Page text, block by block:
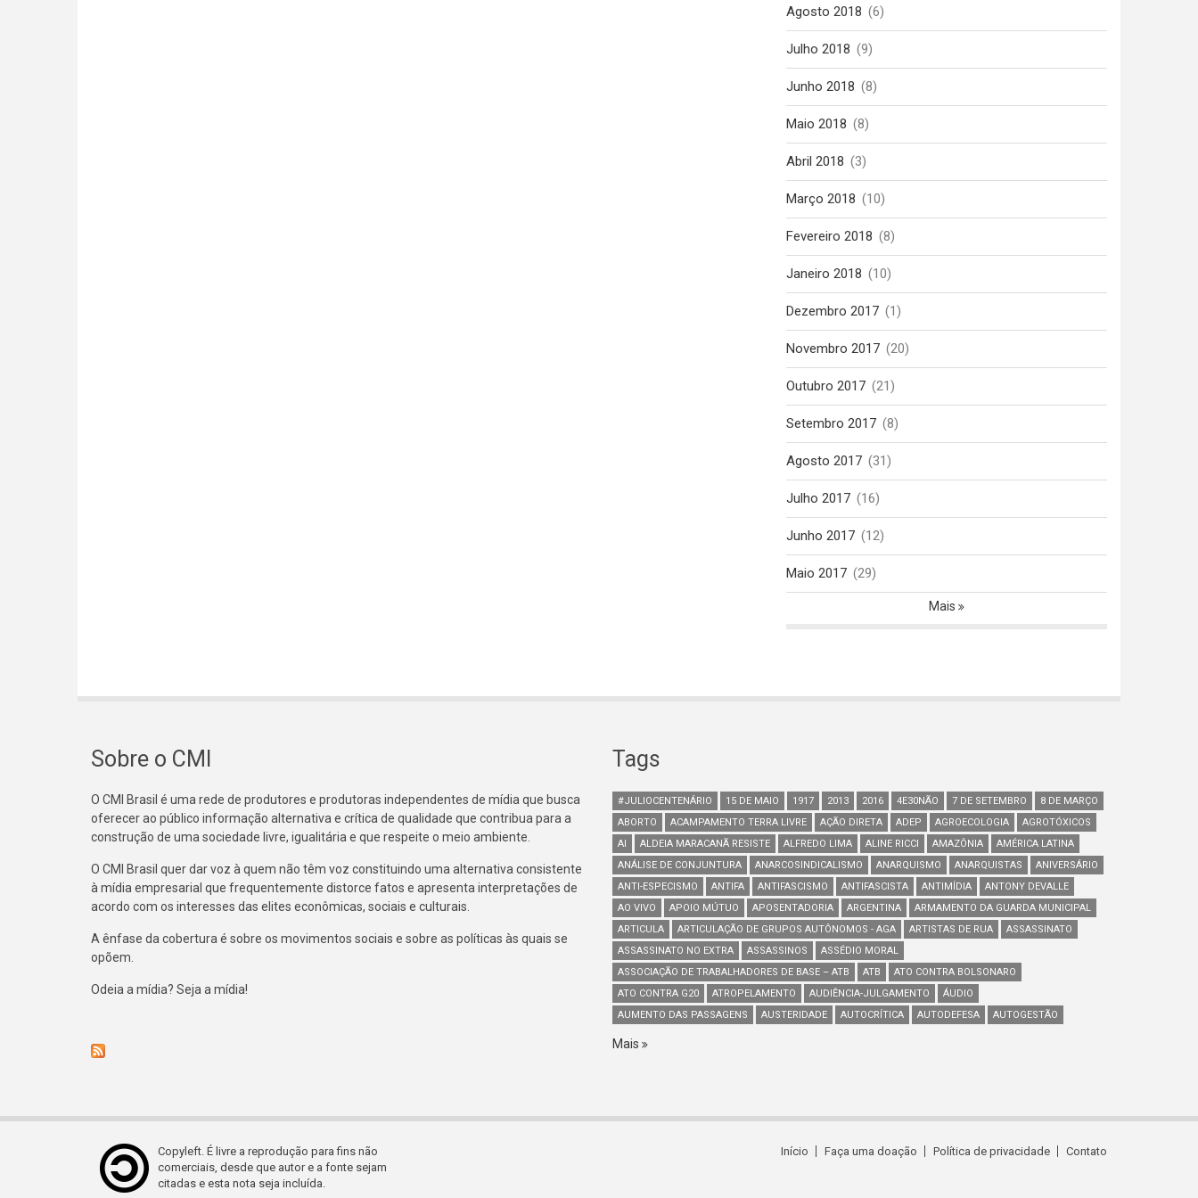
Agosto 2018 (6)
Julho 2018 (9)
Junho 2018 (8)
Maio 2018 (8)
Abril 2018 (3)
Março 2018 (10)
Fevereiro 2018 (8)
Janeiro 2018 (10)
Dezembro 2017 (1)
Novembro 2017 (20)
Outubro 2017 (21)
Setembro 2017 (8)
Agosto 2017 (31)
Julho 2017 (16)
Junho 2017 (12)
Maio 2017 (29)
Mais
Sobre o CMI
O CMI Brasil é uma rede de produtores e produtoras independentes de mídia que busca
oferecer ao público informação alternativa e crítica de qualidade que contribua para a
construção de uma sociedade livre, igualitária e que respeite o meio ambiente.
O CMI Brasil quer dar voz à quem não têm voz constituindo uma alternativa consistente
à mídia empresarial que frequentemente distorce fatos e apresenta interpretações de
acordo com os interesses das elites econômicas, sociais e culturais.
A ênfase da cobertura é sobre os movimentos sociais e sobre as políticas às quais se
opõem.
Odeia a mídia? Seja a mídia!
Tags
#JULIOCENTENÁRIO 15 DE MAIO 1917 2013 2016 4E30NÃO 7 DE SETEMBRO
8 DE MARÇO
ABORTO
ACAMPAMENTO TERRA LIVRE AÇÃO DIRETA ADEP AGROECOLOGIA
AGROTÓXICOS
AI
ALDEIA MARACANÃ RESISTE ALFREDO LIMA ALINE RICCI AMAZÔNIA
AMÉRICA LATINA
ANÁLISE DE CONJUNTURA
ANARCOSINDICALISMO ANARQUISMO ANARQUISTAS
ANIVERSÁRIO
ANTI-ESPECISMO
ANTIFA ANTIFASCISMO ANTIFASCISTA ANTIMÍDIA
ANTONY DEVALLE
AO VIVO
APOIO MÚTUO APOSENTADORIA ARGENTINA
ARMAMENTO DA GUARDA MUNICIPAL
ARTICULA
ARTICULAÇÃO DE GRUPOS AUTÔNOMOS - AGA ARTISTAS DE RUA
ASSASSINATO
ASSASSINATO NO EXTRA
ASSASSINOS
ASSÉDIO MORAL
ASSOCIAÇÃO DE TRABALHADORES DE BASE – ATB
ATB
ATO CONTRA BOLSONARO
ATO CONTRA G20
ATROPELAMENTO AUDIÊNCIA-JULGAMENTO
ÁUDIO
AUMENTO DAS PASSAGENS
AUSTERIDADE AUTOCRÍTICA AUTODEFESA AUTOGESTÃO
Mais
Copyleft. É livre a reprodução para fins não
comerciais, desde que autor e a fonte sejam
citadas e esta nota seja incluída.
Início Faça uma doação Política de privacidade Contato